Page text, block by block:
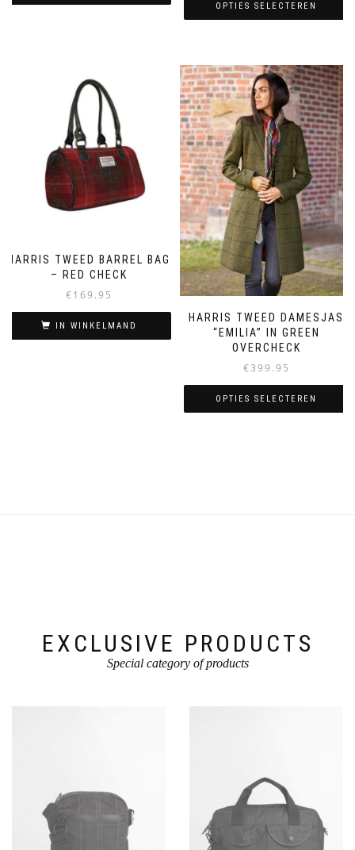
variaties.
Deze
optie
kan
gekozen
worden
op
de
productpagina
OPTIES SELECTEREN
heeft
meerdere
variaties.
Deze
optie
kan
gekozen
worden
op
de
productpagina
HARRIS TWEED BARREL BAG
– RED CHECK
€169.95
IN WINKELMAND
HARRIS TWEED DAMESJAS
“EMILIA” IN GREEN
OVERCHECK
€399.95
OPTIES SELECTEREN
EXCLUSIVE PRODUCTS
Special category of products